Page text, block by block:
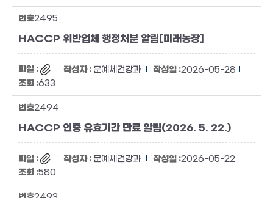
2495
HACCP 위반업체 행정처분 알림[미래농장]
문예체건강과
2026-05-28
633
2494
HACCP 인증 유효기간 만료 알림(2026. 5. 22.)
문예체건강과
2026-05-22
580